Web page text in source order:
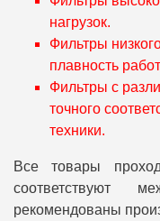
нагрузок.
Фильтры
плавность
Фильтры с
точного
техники.
Все товары
соответствуют
рекомендованы